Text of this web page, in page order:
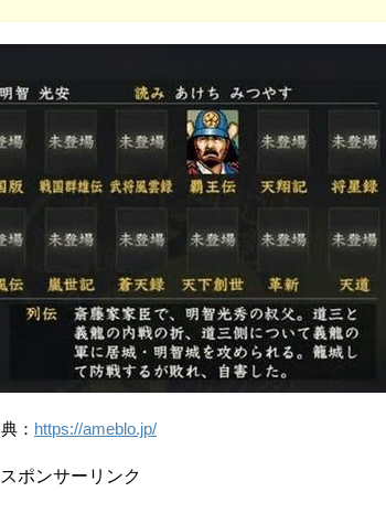
： https://ameblo.jp/
スポンサーリンク